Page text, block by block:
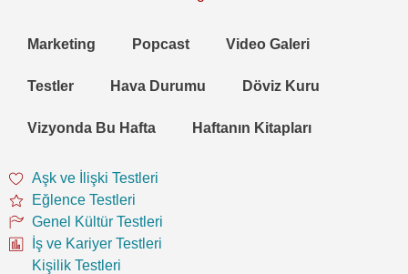
Marketing Popcast Video Galeri
Testler Hava Durumu Döviz Kuru
Vizyonda Bu Hafta Haftanın Kitapları
Aşk ve İlişki Testleri
Eğlence Testleri
Genel Kültür Testleri
İş ve Kariyer Testleri
Kişilik Testleri